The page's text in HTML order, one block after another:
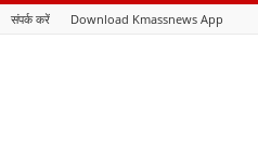
संपर्क करें Download Kmassnews App